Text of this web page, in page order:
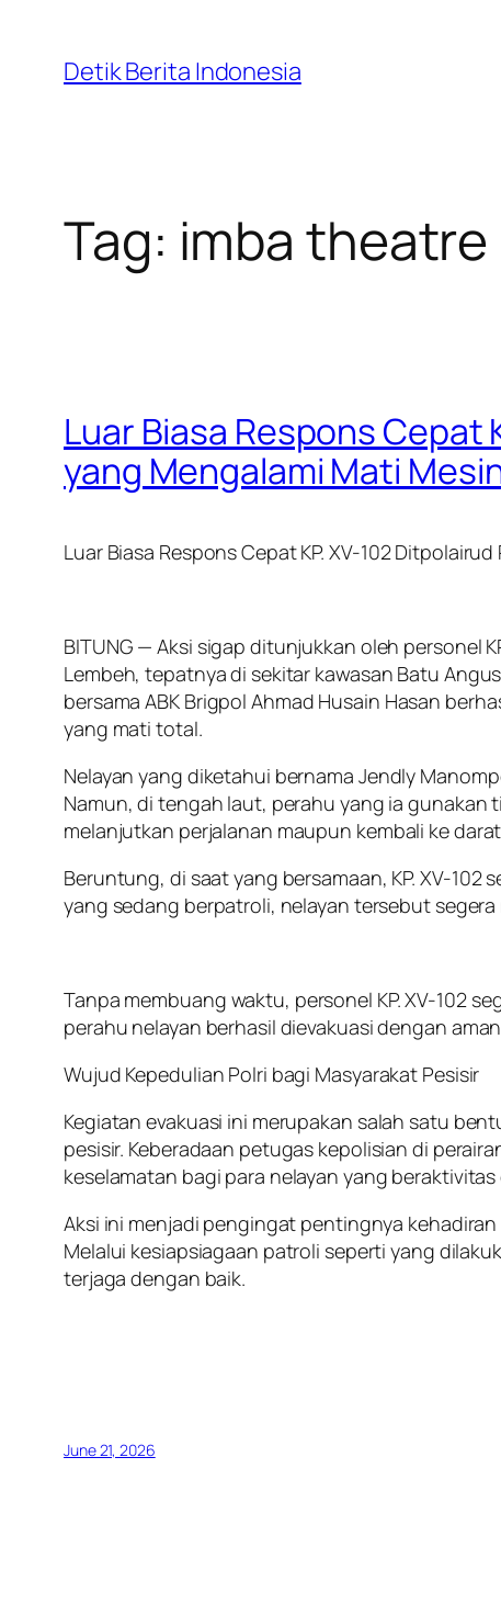
content
Detik Berita Indonesia
Tag: imba theatre
Luar Biasa Respons Cepat
yang Mengalami Mati
Luar Biasa Respons Cepat KP. XV-102
BITUNG — Aksi sigap ditunjukkan oleh personel
Lembeh, tepatnya di sekitar kawasan Batu
bersama ABK Brigpol Ahmad Husain Hasan
yang mati total.
Nelayan yang diketahui bernama Jendly
Namun, di tengah laut, perahu yang ia gunakan
melanjutkan perjalanan maupun kembali ke
Beruntung, di saat yang bersamaan, KP. XV-
yang sedang berpatroli, nelayan tersebut
Tanpa membuang waktu, personel KP. XV-102
perahu nelayan berhasil dievakuasi dengan
Wujud Kepedulian Polri bagi Masyarakat Pesisir
Kegiatan evakuasi ini merupakan salah satu
pesisir. Keberadaan petugas kepolisian di
keselamatan bagi para nelayan yang
Aksi ini menjadi pengingat pentingnya
Melalui kesiapsiagaan patroli seperti yang
terjaga dengan baik.
June 21, 2026